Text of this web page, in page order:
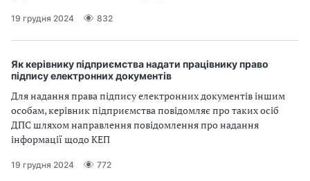
19 грудня 2024 832
Як керівнику підприємства надати працівнику право
підпису електронних документів
Для надання права підпису електронних документів іншим
особам, керівник підприємства повідомляє про таких осіб
ДПС шляхом направлення повідомлення про надання
інформації щодо КЕП
19 грудня 2024 772